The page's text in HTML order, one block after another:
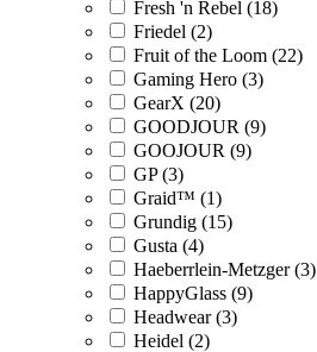
Fresh 'n Rebel (18)
Friedel (2)
Fruit of the Loom (22)
Gaming Hero (3)
GearX (20)
GOODJOUR (9)
GOOJOUR (9)
GP (3)
Graid™ (1)
Grundig (15)
Gusta (4)
Haeberrlein-Metzger (3)
HappyGlass (9)
Headwear (3)
Heidel (2)